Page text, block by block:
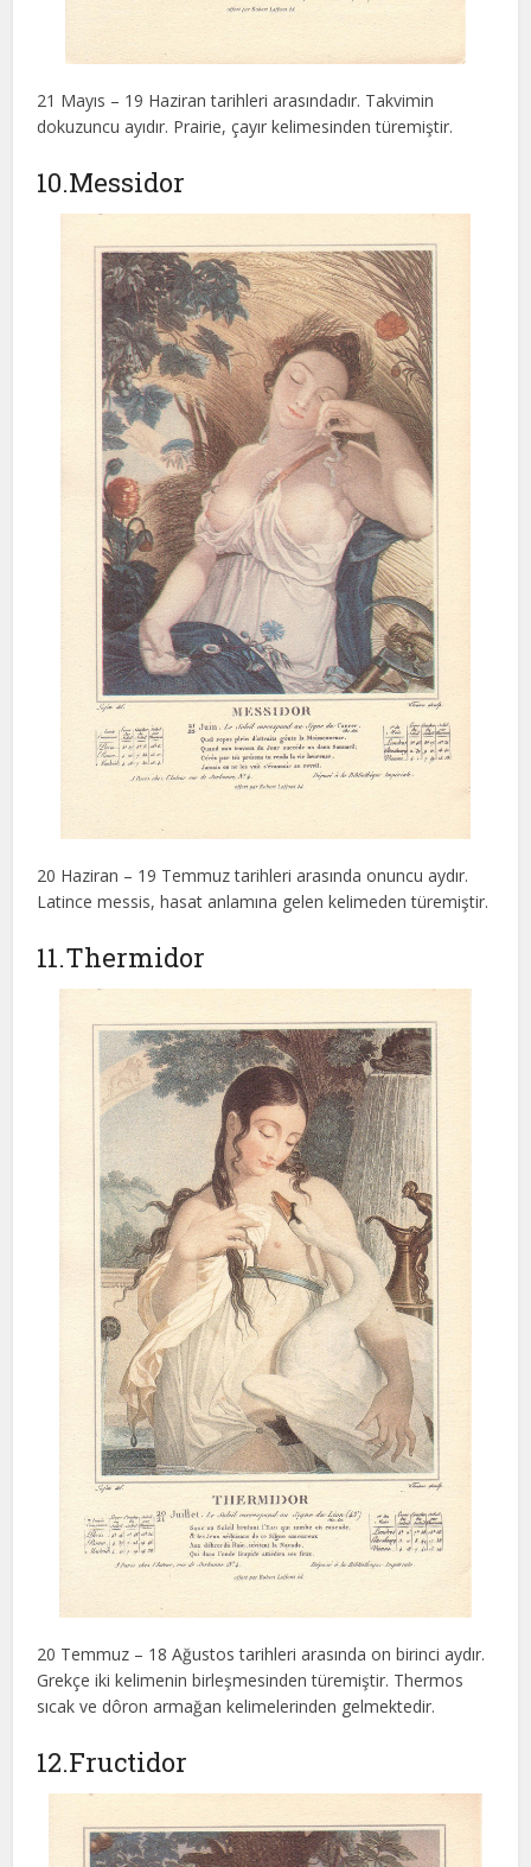
21 Mayıs – 19 Haziran tarihleri arasındadır. Takvimin
dokuzuncu ayıdır. Prairie, çayır kelimesinden türemiştir.
10.Messidor
20 Haziran – 19 Temmuz tarihleri arasında onuncu aydır.
Latince messis, hasat anlamına gelen kelimeden türemiştir.
11.Thermidor
20 Temmuz – 18 Ağustos tarihleri arasında on birinci aydır.
Grekçe iki kelimenin birleşmesinden türemiştir. Thermos
sıcak ve dôron armağan kelimelerinden gelmektedir.
12.Fructidor